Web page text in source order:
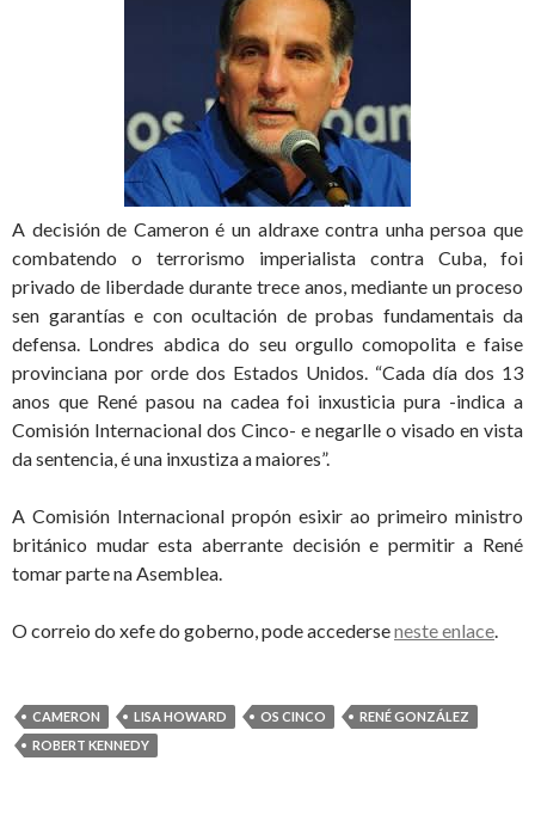
A decisión de Cameron é un aldraxe contra unha persoa que
combatendo o terrorismo imperialista contra Cuba, foi
privado de liberdade durante trece anos, mediante un proceso
sen garantías e con ocultación de probas fundamentais da
defensa. Londres abdica do seu orgullo comopolita e faise
provinciana por orde dos Estados Unidos. “Cada día dos 13
anos que René pasou na cadea foi inxusticia pura -indica a
Comisión Internacional dos Cinco- e negarlle o visado en vista
da sentencia, é una inxustiza a maiores”.
A Comisión Internacional propón esixir ao primeiro ministro
británico mudar esta aberrante decisión e permitir a René
tomar parte na Asemblea.
O correio do xefe do goberno, pode accederseneste enlace.
CAMERON LISA HOWARD OS CINCO
RENÉ GONZÁLEZ
ROBERT KENNEDY